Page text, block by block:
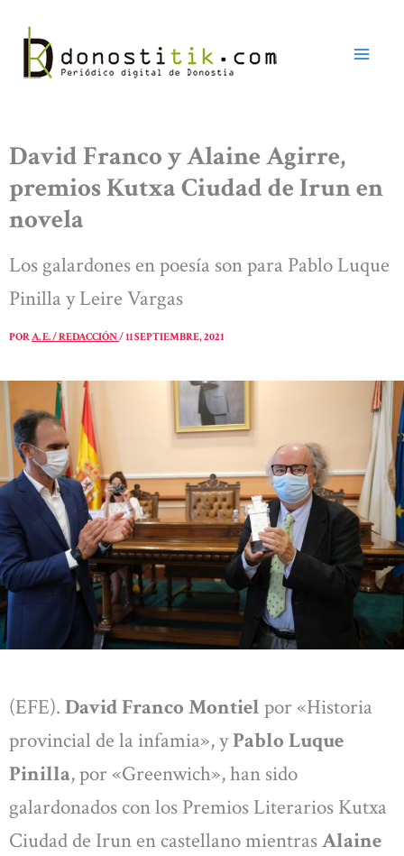
contenido
David Franco y Alaine Agirre,
premios Kutxa Ciudad de Irun en
novela
Los galardones en poesía son para Pablo Luque
Pinilla y Leire Vargas
PORA. E. / REDACCIÓN/11 SEPTIEMBRE, 2021
(EFE). David Franco Montiel por «Historia
provincial de la infamia», yPablo Luque
Pinilla, por «Greenwich», han sido
galardonados con los Premios Literarios Kutxa
Ciudad de Irun en castellano mientrasAlaine